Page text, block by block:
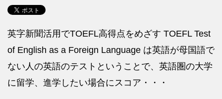
英字新聞活用でTOEFL高得点をめざす TOEFL Test
of English as a Foreign Language は英語が母国語で
ない人の英語のテストということで、英語圏の大学
に留学、進学したい場合にスコア・・・